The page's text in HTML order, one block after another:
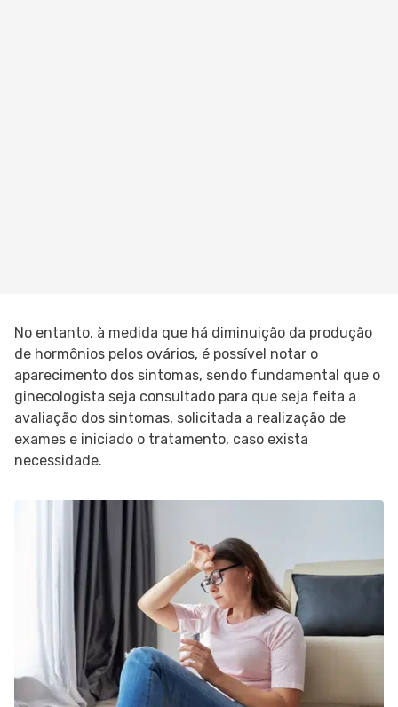
No entanto, à medida que há diminuição da produção
de hormônios pelos ovários, é possível notar o
aparecimento dos sintomas, sendo fundamental que o
ginecologista seja consultado para que seja feita a
avaliação dos sintomas, solicitada a realização de
exames e iniciado o tratamento, caso exista
necessidade.